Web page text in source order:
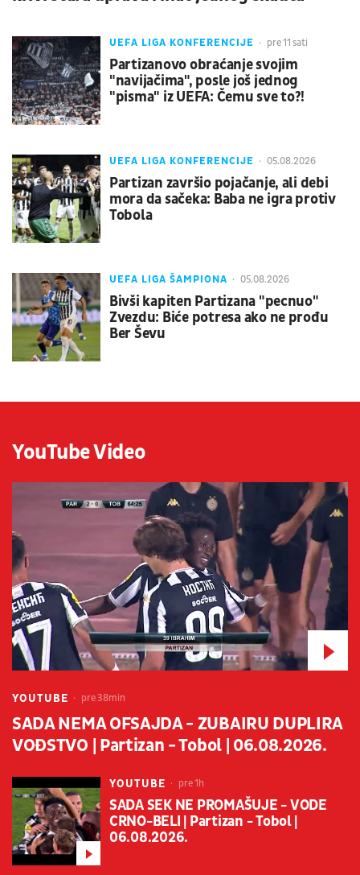
UEFA LIGA KONFERENCIJE pre 11 sati
Partizanovo obraćanje svojim
"navijačima", posle još jednog
"pisma" iz UEFA: Čemu sve to?!
UEFA LIGA KONFERENCIJE 05.08.2026
Partizan završio pojačanje, ali debi
mora da sačeka: Baba ne igra protiv
Tobola
UEFA LIGA ŠAMPIONA 05.08.2026
Bivši kapiten Partizana "pecnuo"
Zvezdu: Biće potresa ako ne prođu
Ber Ševu
YouTube Video
YOUTUBE pre 38min
SADA NEMA OFSAJDA - ZUBAIRU DUPLIRA
VOĐSTVO | Partizan - Tobol | 06.08.2026.
YOUTUBE pre 1h
SADA SEK NE PROMAŠUJE - VODE
CRNO-BELI | Partizan - Tobol |
06.08.2026.